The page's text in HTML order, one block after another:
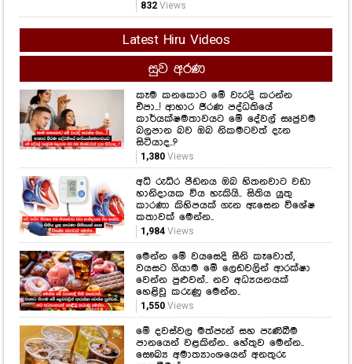
කෑම කනකොට මේ වැරදි කරන්න
එපා...! ආහාර ජීරණ පද්ධතියේ
කාර්යක්ෂමතාවයට මේ දේවල් සෘජුවම
බලපාන බව ඔබ නිකමටවත් දැන
සිටියාද..?
1,380Views
අධි රුධිර පීඩනය ඔබ හිතනවාට වඩා
හානිදායක විය හැකියි.. සිතිය යුතු
කාරණා කිහිපයක් ගැන ඇසෙන විශේෂ
කතාවක් මෙන්න..
1,984Views
මෙන්න මේ වයසෙදි සීනි කෑවොත්,
වයසට ගියාම මේ ලෙඩවලින් ආරක්ෂා
වෙන්න පුළුවන්.. නව අධ්‍යයනයක්
හෙළිවූ කරුණු මෙන්න..
1,550Views
මේ දවස්වල මත්පැන් සහ පැණිබීම
පානයෙන් වළකින්න.. හේතුව මෙන්න..
සෞඛ්‍ය අමාත්‍යාංශයෙන් අනතුරු
ඇඟවීමක්..
1,840Views
ඖෂධීය ගුණ රැසක් තියන "පනාමල්"
රුධිරයේ පට්ටිකා අඩුවීමට හොඳම
විසඳුමක් කියා ඔබ දැන සිටියාද...?
2,690Views